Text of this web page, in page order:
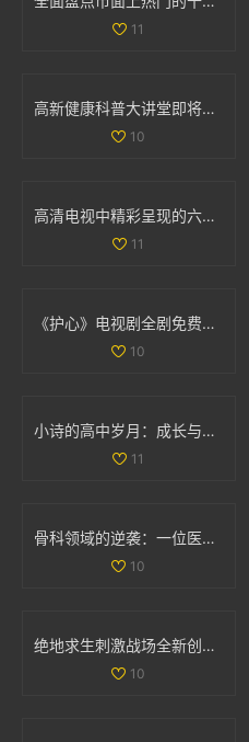
11
高新健康科普大讲堂即将开启，12月2日至6日精彩课程安排揭晓
10
高清电视中精彩呈现的六部热播妻子题材影视作品推荐
11
《护心》电视剧全剧免费播放链接和观看指南分享
10
小诗的高中岁月：成长与梦想交织的日记分享
11
骨科领域的逆袭：一位医生面对两位患者的挑战与思考
10
绝地求生刺激战场全新创意工坊上线，体验极寒模式的独特挑战与乐趣
10